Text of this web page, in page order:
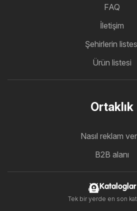
FAQ
İletişim
Şehirlerin
Ürün listesi
Ortaklık
Nasıl reklam
B2B alanı
Kataloglar
Tek bir yerde en son